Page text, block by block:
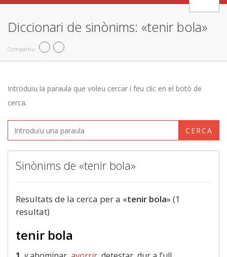
Diccionari de sinònims: «tenir bola»
Compartiu
Introduïu la paraula que voleu cercar i feu clic en el botó de
cerca.
CERCA
Sinònims de «tenir bola»
Resultats de la cerca per a «tenir bola» (1
resultat)
tenir bola